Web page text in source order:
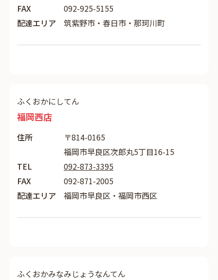
FAX
092-925-5155
配達エリア
筑紫野市・春日市・那珂川町
ふくおかにしてん
福岡西店
住所
〒814-0165
福岡市早良区次郎丸5丁目16-15
TEL
092-873-3395
FAX
092-871-2005
配達エリア
福岡市早良区・福岡市西区
ふくおかみなみじょうなんてん